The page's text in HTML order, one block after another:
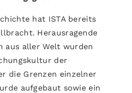
hat ISTA bereits
Herausragende
aus aller Welt wurden
der
die Grenzen einzelner
aufgebaut sowie ein